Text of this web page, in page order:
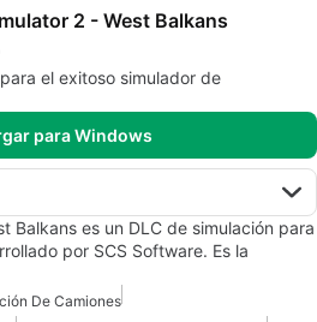
2 - West Balkans
el exitoso simulador de
para Windows
Balkans es un DLC de simulación para
por SCS Software. Es la
De Camiones